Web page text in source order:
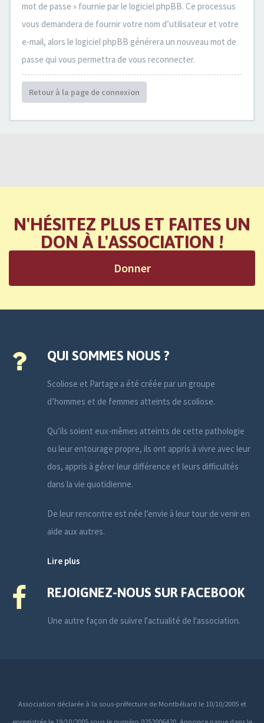
mot de passe » fournie par le logiciel phpBB. Ce processus
vous demandera de fournir votre nom d’utilisateur et votre
e-mail, alors le logiciel phpBB générera un nouveau mot de
passe qui vous permettra de vous reconnecter.
Retour à la page de connexion
N'HÉSITEZ PLUS ET FAITES UN
DON À L'ASSOCIATION !
Donner
QUI SOMMES NOUS ?
Scoliose et Partage a été créée par un groupe
d’hommes et de femmes atteints de scoliose.
Qu’ils soient eux-mêmes atteints de cette pathologie
ou leur entourage propre, ils ont appris à vivre avec leur
dos, appris à gérer leur différence et leurs difficultés
dans la vie quotidienne.
De leur rencontre est née l’envie à leur tour de venir en
aide aux autres.
Lire plus
REJOIGNEZ-NOUS SUR FACEBOOK
Une autre façon de suivre l'actualité de l'association.
Association déclarée à la sous-préfecture de Montbéliard le 10/10/2005 et